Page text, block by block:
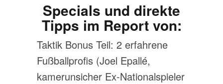
Specials und direkte
Tipps im Report von:
Taktik Bonus Teil: 2 erfahrene
Fußballprofis (Joel Epallé,
kamerunsicher Ex-Nationalspieler